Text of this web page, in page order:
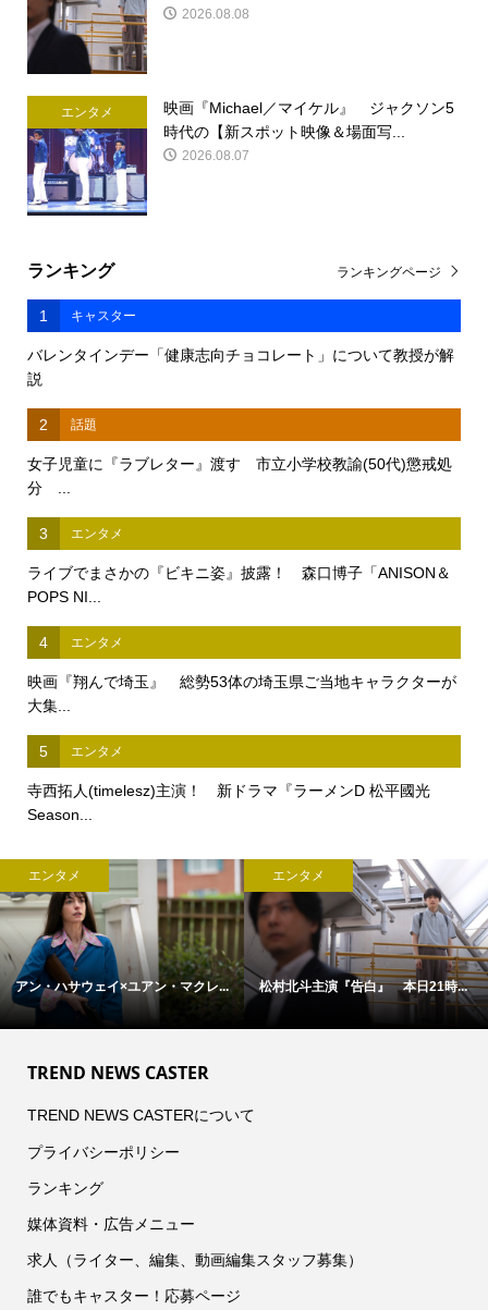
2026.08.08
エンタメ
映画『Michael／マイケル』 ジャクソン5
時代の【新スポット映像＆場面写...
2026.08.07
ランキング
1 キャスター
バレンタインデー「健康志向チョコレート」について教授が解
説
2 話題
女子児童に『ラブレター』渡す 市立小学校教諭(50代)懲戒処
分 ...
3 エンタメ
ライブでまさかの『ビキニ姿』披露！ 森口博子「ANISON＆
POPS NI...
4 エンタメ
映画『翔んで埼玉』 総勢53体の埼玉県ご当地キャラクターが
大集...
5 エンタメ
寺西拓人(timelesz)主演！ 新ドラマ『ラーメンD 松平國光
Season...
ランキングページ
エンタメ
アン・ハサウェイ×ユアン・マクレ...
エンタメ
松村北斗主演『告白』 本日21時...
TREND NEWS CASTER
TREND NEWS CASTERについて
プライバシーポリシー
ランキング
媒体資料・広告メニュー
求人（ライター、編集、動画編集スタッフ募集）
誰でもキャスター！応募ページ